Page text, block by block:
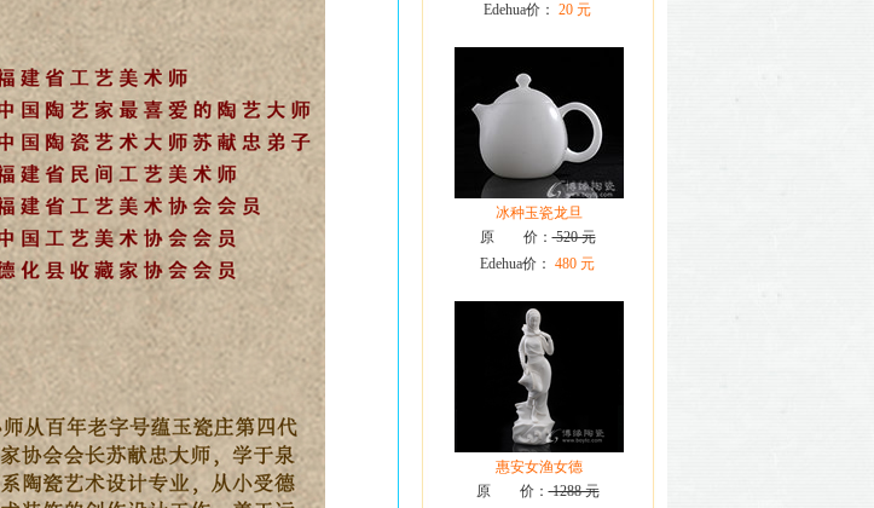
Edehua价： 20 元
冰种玉瓷龙旦
原 价：520 元
Edehua价： 480 元
惠安女渔女德
原 价：1288 元